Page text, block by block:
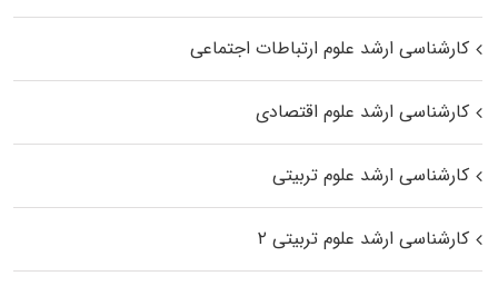
کارشناسی ارشد علوم ارتباطات اجتماعی
کارشناسی ارشد علوم اقتصادی
کارشناسی ارشد علوم تربیتی
کارشناسی ارشد علوم تربیتی ۲